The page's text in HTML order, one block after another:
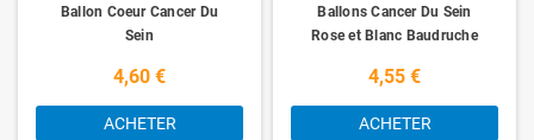
Ballon Coeur Cancer Du
Sein
4,60 €
ACHETER
Ballons Cancer Du Sein
Rose et Blanc Baudruche
4,55 €
ACHETER